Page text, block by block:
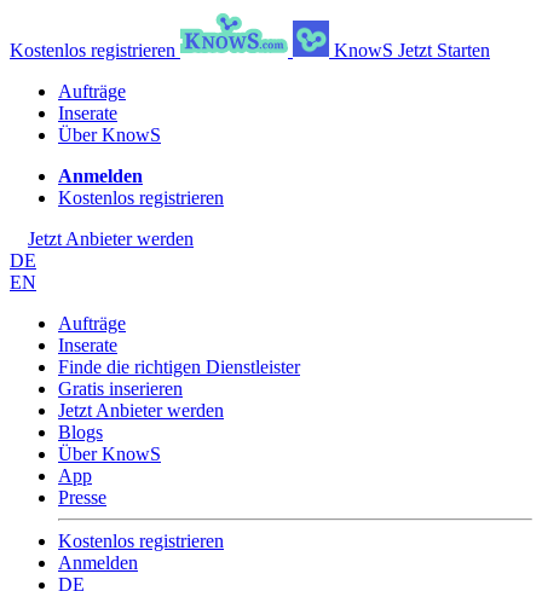
Kostenlos registrieren KnowS Jetzt Starten
Aufträge
Inserate
Über KnowS
Anmelden
Kostenlos registrieren
Jetzt Anbieter werden
DE
EN
Aufträge
Inserate
Finde die richtigen Dienstleister
Gratis inserieren
Jetzt Anbieter werden
Blogs
Über KnowS
App
Presse
Kostenlos registrieren
Anmelden
DE